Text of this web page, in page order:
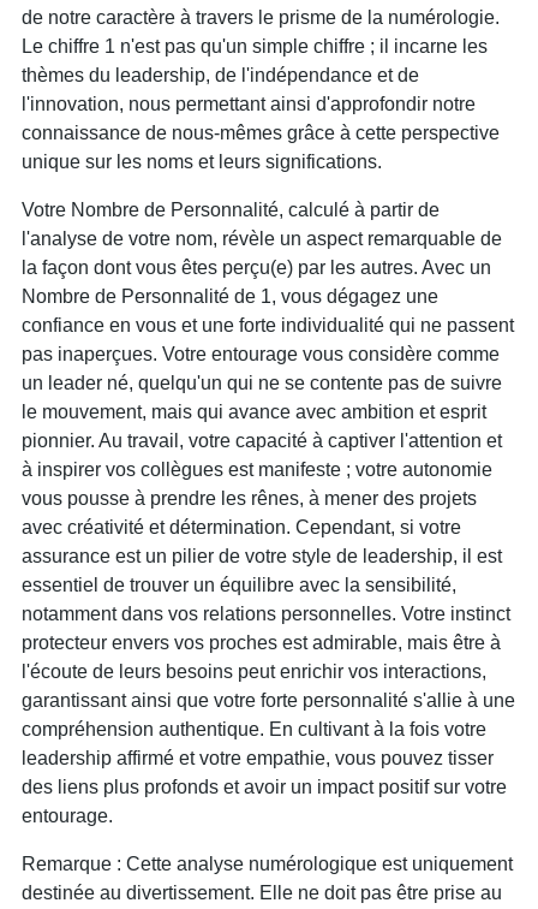
de notre caractère à travers le prisme de la numérologie.
Le chiffre 1 n'est pas qu'un simple chiffre ; il incarne les
thèmes du leadership, de l'indépendance et de
l'innovation, nous permettant ainsi d'approfondir notre
connaissance de nous-mêmes grâce à cette perspective
unique sur les noms et leurs significations.
Votre Nombre de Personnalité, calculé à partir de
l'analyse de votre nom, révèle un aspect remarquable de
la façon dont vous êtes perçu(e) par les autres. Avec un
Nombre de Personnalité de 1, vous dégagez une
confiance en vous et une forte individualité qui ne passent
pas inaperçues. Votre entourage vous considère comme
un leader né, quelqu'un qui ne se contente pas de suivre
le mouvement, mais qui avance avec ambition et esprit
pionnier. Au travail, votre capacité à captiver l'attention et
à inspirer vos collègues est manifeste ; votre autonomie
vous pousse à prendre les rênes, à mener des projets
avec créativité et détermination. Cependant, si votre
assurance est un pilier de votre style de leadership, il est
essentiel de trouver un équilibre avec la sensibilité,
notamment dans vos relations personnelles. Votre instinct
protecteur envers vos proches est admirable, mais être à
l'écoute de leurs besoins peut enrichir vos interactions,
garantissant ainsi que votre forte personnalité s'allie à une
compréhension authentique. En cultivant à la fois votre
leadership affirmé et votre empathie, vous pouvez tisser
des liens plus profonds et avoir un impact positif sur votre
entourage.
Remarque : Cette analyse numérologique est uniquement
destinée au divertissement. Elle ne doit pas être prise au